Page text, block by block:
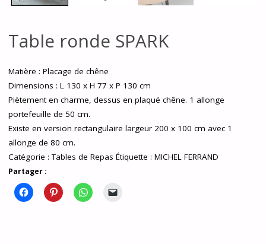
Table ronde SPARK
Matière : Placage de chêne
Dimensions : L 130 x H 77 x P 130 cm
Piètement en charme, dessus en plaqué chêne. 1 allonge
portefeuille de 50 cm.
Existe en version rectangulaire largeur 200 x 100 cm avec 1
allonge de 80 cm.
Catégorie :Tables de Repas Étiquette : MICHEL FERRAND
Partager :